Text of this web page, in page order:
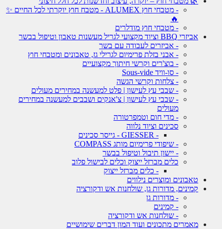
- מטבחי חוץ ALUMEX - מטבח חוץ יוקרתי לכל החיים ✨
- מטבחי חוץ מודלרים
אביזרי BBQ וציוד מקצועי לגריל מעשנות טאבון וטיפול בבשר
- אביזרים לעבודה עם בשר
- אבני בזלת פרימיום לגרילי גז, טאבונים ומטבחי חוץ
- בוצ'רים וקרשי חיתוך מקצועיים
- סו-וויד Sous-vide
- צלחות וקרשי הגשה
- שבבי עץ לעישון | פלט למעשנה במחירים מעולים
- שבבי עץ לעישון | צ'אנקים ושבבים למעשנה במחירים
מעולים
- מדי חום וטמפרטורה
סכינים וציוד נלווה
- שיפודי פרימיום מותג COMPASS
- יישון תיבול וטיפול בבשר
כלים מברזל ייצוק וכלים לבישול פלוב
- כלים מברזל ייצוק
טאבונים ומוצרים נילווים
קמינים, מדורות גן, שולחנות אש ודקורציה
- מדורות גן
- קמינים
- שולחנות אש ודקורציה
מאמרים מתכונים ועוד המון דברים שימושיים